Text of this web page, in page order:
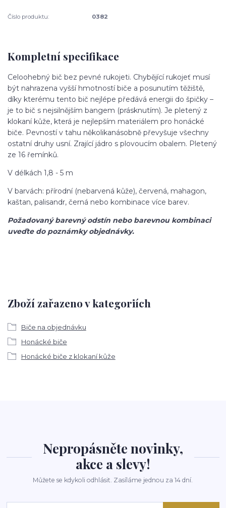
Číslo produktu: 0382
Kompletní specifikace
Celoohebný bič bez pevné rukojeti. Chybějící rukojeť musí
být nahrazena vyšší hmotností biče a posunutím těžiště,
díky kterému tento bič nejlépe předává energii do špičky –
je to bič s nejsilnějším bangem (prásknutím). Je pletený z
klokaní kůže, která je nejlepším materiálem pro honácké
biče. Pevností v tahu několikanásobně převyšuje všechny
ostatní druhy usní. Zrající jádro s plovoucím obalem. Pletený
ze 16 řemínků.
V délkách 1,8 - 5 m
V barvách: přírodní (nebarvená kůže), červená, mahagon,
kaštan, palisandr, černá nebo kombinace více barev.
Požadovaný barevný odstín nebo barevnou kombinaci
uveďte do poznámky objednávky.
Zboží zařazeno v kategoriích
Biče na objednávku
Honácké biče
Honácké biče z klokaní kůže
Nepropásněte novinky,
akce a slevy!
Můžete se kdykoli odhlásit. Zasíláme jednou za 14 dní.